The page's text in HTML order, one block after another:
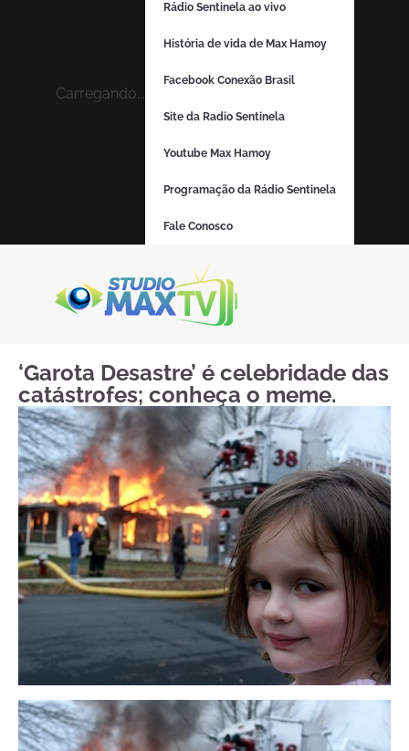
Carregando...
Rádio Sentinela ao vivo
História de vida de Max Hamoy
Facebook Conexão Brasil
Site da Radio Sentinela
Youtube Max Hamoy
Programação da Rádio Sentinela
Fale Conosco
‘Garota Desastre’ é celebridade das
catástrofes; conheça o meme.